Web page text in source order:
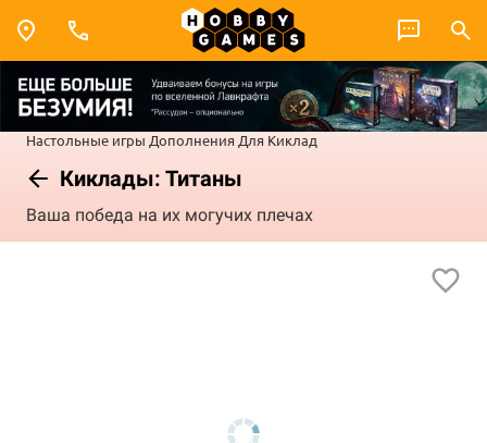
Настольные игры Дополнения Для Киклад
Киклады: Титаны
Ваша победа на их могучих плечах